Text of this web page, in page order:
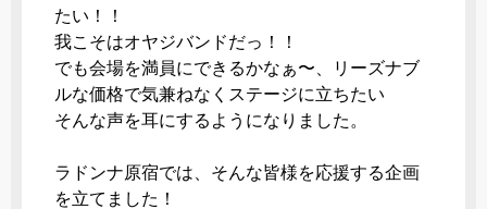
たい！！
我こそはオヤジバンドだっ！！
でも会場を満員にできるかなぁ〜、リーズナブ
ルな価格で気兼ねなくステージに立ちたい
そんな声を耳にするようになりました。
ラドンナ原宿では、そんな皆様を応援する企画
を立てました！